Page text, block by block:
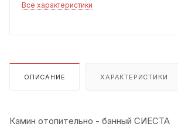
Все характеристики
ОПИСАНИЕ ХАРАКТЕРИСТИКИ
Камин отопительно - банный СИЕСТА